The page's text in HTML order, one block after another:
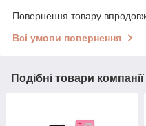
Повернення товару
Всі умови повернення
Подібні товари компанії